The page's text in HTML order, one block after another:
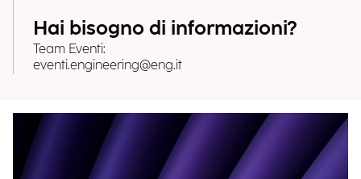
Hai bisogno di informazioni?
Team Eventi:
eventi.engineering@eng.it